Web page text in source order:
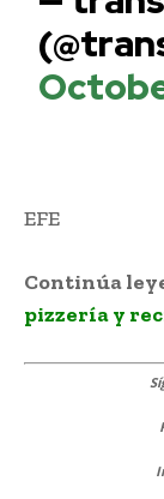
EFE
Continúa
pizzería y